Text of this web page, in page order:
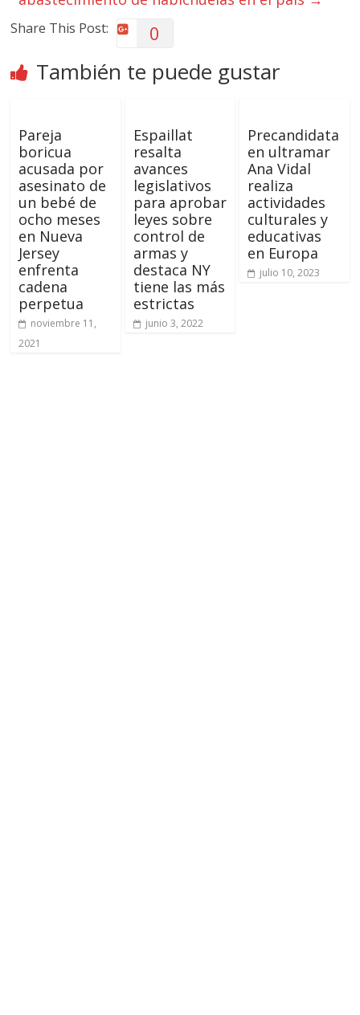
Share This Post: 0
También te puede gustar
Pareja
boricua
acusada por
asesinato de
un bebé de
ocho meses
en Nueva
Jersey
enfrenta
cadena
perpetua
noviembre 11,
2021
Espaillat
resalta
avances
legislativos
para aprobar
leyes sobre
control de
armas y
destaca NY
tiene las más
estrictas
junio 3, 2022
Precandidata
en ultramar
Ana Vidal
realiza
actividades
culturales y
educativas
en Europa
julio 10, 2023